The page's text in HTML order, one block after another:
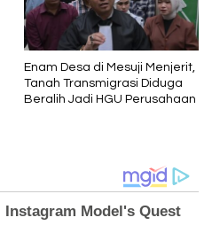
Enam Desa di Mesuji Menjerit,
Tanah Transmigrasi Diduga
Beralih Jadi HGU Perusahaan